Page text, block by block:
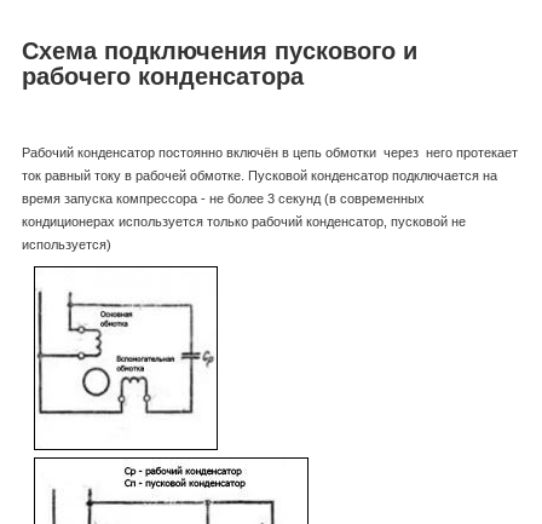
Схема подключения пускового и
рабочего конденсатора
Рабочий конденсатор постоянно включён в цепь обмотки через него протекает
ток равный току в рабочей обмотке. Пусковой конденсатор подключается на
время запуска компрессора - не более 3 секунд (в современных
кондиционерах используется только рабочий конденсатор, пусковой не
используется)